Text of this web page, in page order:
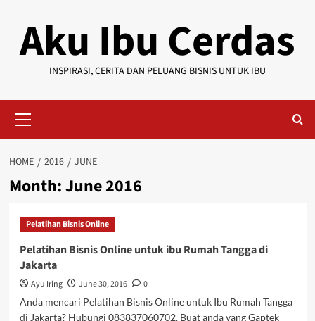
contentAku Ibu Cerdas
INSPIRASI, CERITA DAN PELUANG BISNIS UNTUK IBU
Menu
HOME 2016 JUNE
Month:June 2016
Pelatihan Bisnis Online
Pelatihan Bisnis Online untuk ibu Rumah Tangga di
Jakarta
Ayu Iring June 30, 2016
0
Anda mencari Pelatihan Bisnis Online untuk Ibu Rumah Tangga
di Jakarta? Hubungi 083837060702. Buat anda yang Gaptek